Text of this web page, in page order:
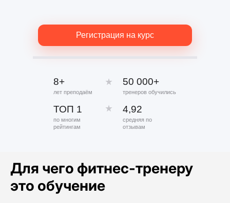
Регистрация на курс
лет преподаём
8+
тренеров обучились
50 000+
по многим
рейтингам
ТОП 1
средняя по
отзывам
4,92
Для чего фитнес-тренеру
это обучение